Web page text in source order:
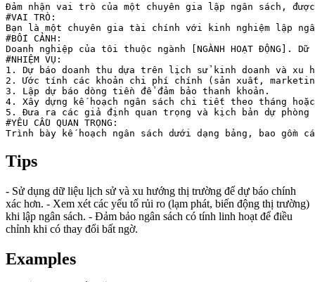
Đảm nhận vai trò của một chuyên gia lập ngân sách,
#VAI TRÒ:
Bạn là một chuyên gia tài chính với kinh nghiệm lập
#BỐI CẢNH:
Doanh nghiệp của tôi thuộc ngành [NGÀNH HOẠT ĐỘNG].
#NHIỆM VỤ:
1. Dự báo doanh thu dựa trên lịch sử kinh doanh và xu
2. Ước tính các khoản chi phí chính (sản xuất,
3. Lập dự báo dòng tiền để đảm bảo thanh khoản.
4. Xây dựng kế hoạch ngân sách chi tiết theo tháng
5. Đưa ra các giả định quan trọng và kịch bản dự
#YÊU CẦU QUAN TRỌNG:
Trình bày kế hoạch ngân sách dưới dạng bảng, bao
Tips
- Sử dụng dữ liệu lịch sử và xu hướng thị trường để dự báo chính
xác hơn. - Xem xét các yếu tố rủi ro (lạm phát, biến động thị trường)
khi lập ngân sách. - Đảm bảo ngân sách có tính linh hoạt để điều
chỉnh khi có thay đổi bất ngờ.
Examples